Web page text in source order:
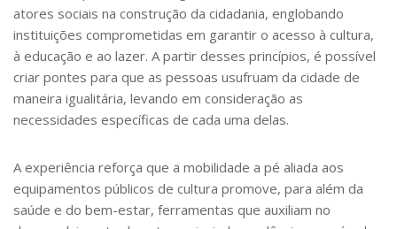
atores sociais na construção da cidadania, englobando
instituições comprometidas em garantir o acesso à cultura,
à educação e ao lazer. A partir desses princípios, é possível
criar pontes para que as pessoas usufruam da cidade de
maneira igualitária, levando em consideração as
necessidades específicas de cada uma delas.
A experiência reforça que a mobilidade a pé aliada aos
equipamentos públicos de cultura promove, para além da
saúde e do bem-estar, ferramentas que auxiliam no